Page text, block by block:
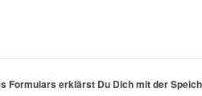
Formulars erklärst Du Dich mit der